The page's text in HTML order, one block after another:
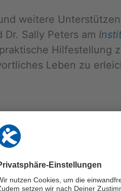
wei­te­re
Dr. Sally Pe­ters am I
Hil­fe­stel­lung
Leben zu
fi­nan­zi­el­le